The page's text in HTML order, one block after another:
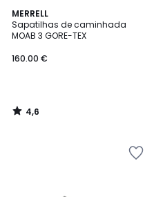
MERRELL
Sapatilhas de caminhada
MOAB 3 GORE-TEX
160.00 €
4,6
/ 5
4,6
/